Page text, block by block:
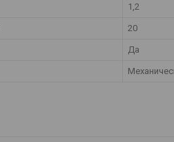
1,2
20
Да